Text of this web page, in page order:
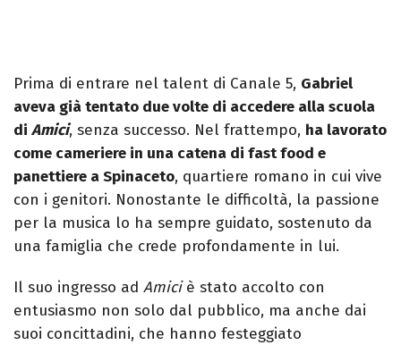
Prima di entrare nel talent di Canale 5, Gabriel
aveva già tentato due volte di accedere alla scuola
di Amici, senza successo. Nel frattempo, ha lavorato
come cameriere in una catena di fast food e
panettiere a Spinaceto, quartiere romano in cui vive
con i genitori. Nonostante le difficoltà, la passione
per la musica lo ha sempre guidato, sostenuto da
una famiglia che crede profondamente in lui.
Il suo ingresso ad Amiciè stato accolto con
entusiasmo non solo dal pubblico, ma anche dai
suoi concittadini, che hanno festeggiato